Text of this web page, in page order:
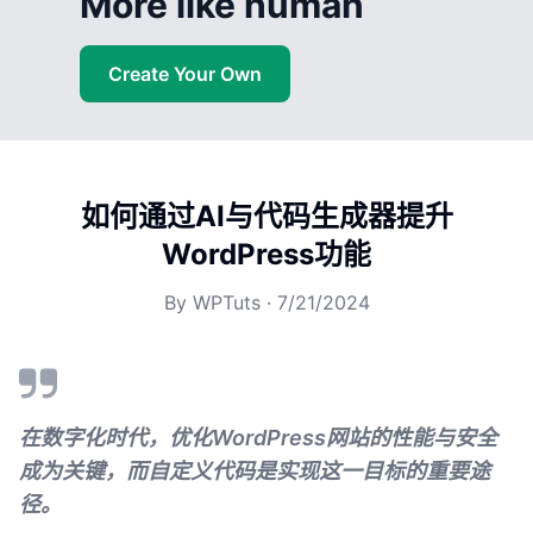
Create Your Own
如何通过AI与代码生成器提升
WordPress功能
By WPTuts· 7/21/2024
在数字化时代，优化WordPress网站的性能与安全
成为关键，而自定义代码是实现这一目标的重要途
径。